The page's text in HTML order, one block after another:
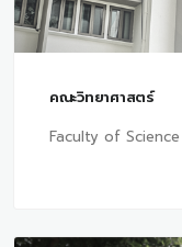
คณะวิทยาศาสตร์
Faculty of Science